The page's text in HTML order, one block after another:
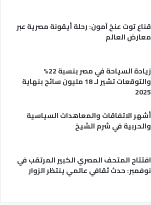
قناع توت عنخ آمون: رحلة أيقونة مصرية عبر
معارض العالم
زيادة السياحة في مصر بنسبة 22%
والتوقعات تشير لـ 18 مليون سائح بنهاية
2025
أشهر الاتفاقات والمعاهدات السياسية
والحربية في شرم الشيخ
افتتاح المتحف المصري الكبير المرتقب في
نوفمبر: حدث ثقافي عالمي ينتظر الزوار